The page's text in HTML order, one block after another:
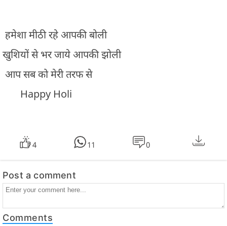
हमेशा मीठी रहे आपकी बोली
खुशियों से भर जाये आपकी झोली
आप सब को मेरी तरफ से
Happy Holi
4 11 0
Post a comment
Comments